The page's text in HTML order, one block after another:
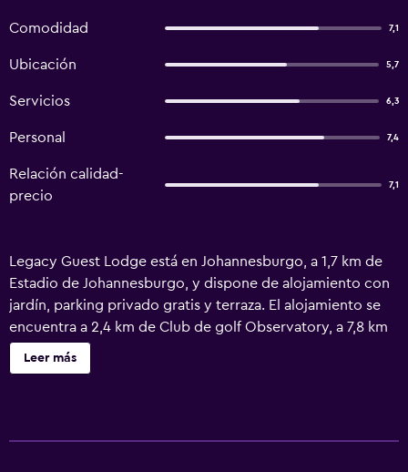
Comodidad 7,1
Ubicación 5,7
Servicios 6,3
Personal 7,4
Relación calidad-
precio
7,1
Legacy Guest Lodge está en Johannesburgo, a 1,7 km de
Estadio de Johannesburgo, y dispone de alojamiento con
jardín, parking privado gratis y terraza. El alojamiento se
encuentra a 2,4 km de Club de golf Observatory, a 7,8 km
de Club de golf Parkview y a 11 km de Casino Gold Reef
City. El alojamiento ofrece recepción 24 horas, traslado
Leer más